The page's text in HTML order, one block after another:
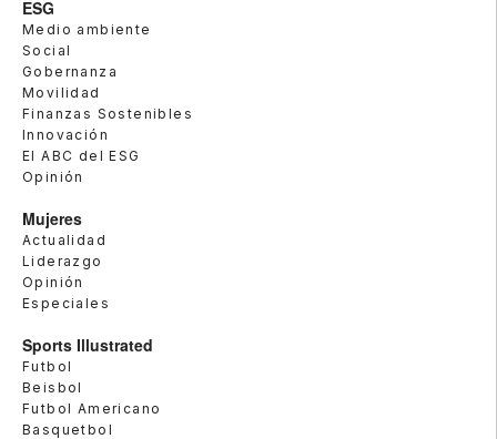
ESG
Medio ambiente
Social
Gobernanza
Movilidad
Finanzas Sostenibles
Innovación
El ABC del ESG
Opinión
Mujeres
Actualidad
Liderazgo
Opinión
Especiales
Sports Illustrated
Futbol
Beisbol
Futbol Americano
Basquetbol